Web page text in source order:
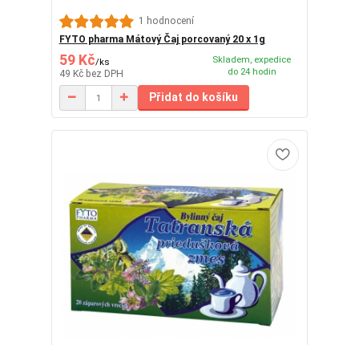
1 hodnocení
FYTO pharma Mátový Čaj porcovaný 20 x 1g
59 Kč/ks
49 Kč bez DPH
Skladem, expedice
do 24 hodin
Přidat do košíku